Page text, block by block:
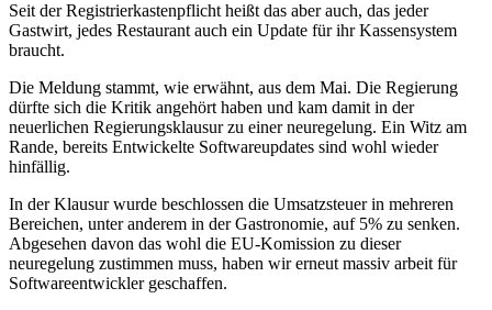
Seit der Registrierkastenpflicht heißt das aber auch, das jeder
Gastwirt, jedes Restaurant auch ein Update für ihr Kassensystem
braucht.
Die Meldung stammt, wie erwähnt, aus dem Mai. Die Regierung
dürfte sich die Kritik angehört haben und kam damit in der
neuerlichen Regierungsklausur zu einer neuregelung. Ein Witz am
Rande, bereits Entwickelte Softwareupdates sind wohl wieder
hinfällig.
In der Klausur wurde beschlossen die Umsatzsteuer in mehreren
Bereichen, unter anderem in der Gastronomie, auf 5% zu senken.
Abgesehen davon das wohl die EU-Komission zu dieser
neuregelung zustimmen muss, haben wir erneut massiv arbeit für
Softwareentwickler geschaffen.